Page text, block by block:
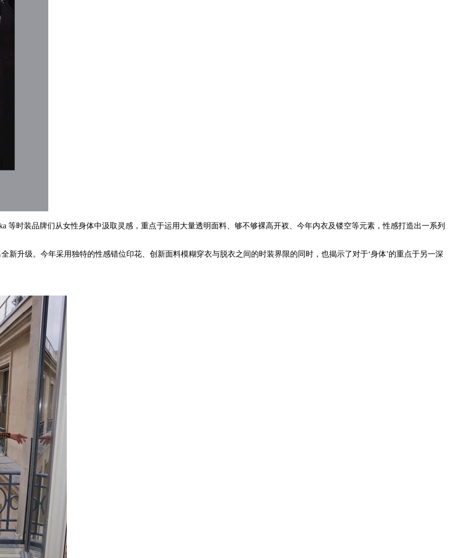
时装品牌们从女性身体中汲取灵感，重点于运用大量透明面料、够不够裸高开衩、今年内衣及镂空等元素，性感打造出一系列
升级。今年采用独特的性感错位印花、创新面料模糊穿衣与脱衣之间的时装界限的同时，也揭示了对于‘身体’的重点于另一深